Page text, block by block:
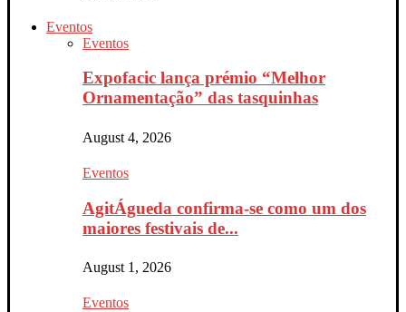
Eventos
Eventos
Expofacic lança prémio “Melhor
Ornamentação” das tasquinhas
August 4, 2026
Eventos
AgitÁgueda confirma-se como um dos
maiores festivais de...
August 1, 2026
Eventos